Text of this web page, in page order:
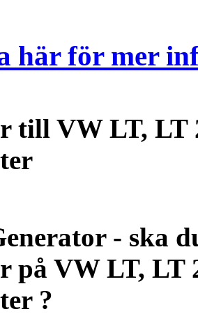
här för mer
till VW LT, LT
- ska
på VW LT, LT
?